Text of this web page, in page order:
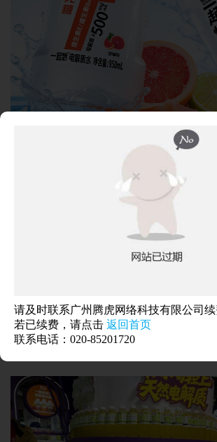
请及时联系广州腾虎网络科技有限公司续
若已续费，请点击 返回首页
联系电话：020-85201720
成都春糖首发，备受经销商与消费者青睐
在刚刚落幕的第114届全国糖酒商品
起燃电解质水首次亮相便成为展区焦点。
试饮后表示，当前电解质水赛道竞争激
等渠道的合作伙伴也纷纷表达合作意向。